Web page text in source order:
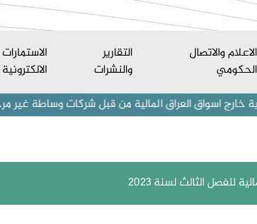
الاعلام والاتصال
الحكومي
التقارير
والنشرات
الاستمارات
الالكترونية
المالية من قبل شركات وساطة غير مرخصة
للفصل الثالث لسنة 2023